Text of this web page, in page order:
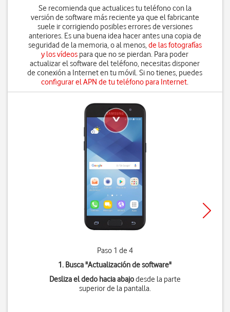
Se recomienda que actualices tu teléfono con la
versión de software más reciente ya que el fabricante
suele ir corrigiendo posibles errores de versiones
anteriores. Es una buena idea hacer antes una copia de
seguridad de la memoria, o al menos,de las fotografías
y los vídeos para que no se pierdan. Para poder
actualizar el software del teléfono, necesitas disponer
de conexión a Internet en tu móvil. Si no tienes, puedes
configurar el APN de tu teléfono para Internet.
Paso 1 de 4
1. Busca "Actualización de software"
Desliza el dedo hacia abajodesde la parte
superior de la pantalla.